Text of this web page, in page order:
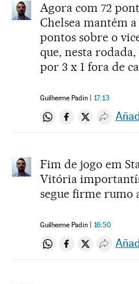
Agora com 72
Chelsea mantém
pontos sobre o
que, nesta rodada,
por 3 x 1 fora de
Guilherme Padin 17:13
Compartir en
Compartir en
Compartir
Fim de jogo em
Vitória
segue firme rumo
Guilherme Padin 16:50
Compartir en
Compartir en
Compartir